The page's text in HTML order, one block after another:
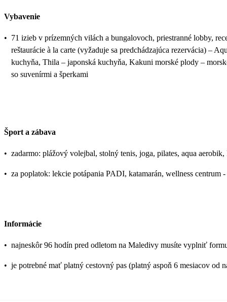
Vybavenie
• 71 izieb v prízemných vilách a bungalovoch, priestranné lobby,
reštaurácie à la carte (vyžaduje sa predchádzajúca rezervácia) –
kuchyňa, Thila – japonská kuchyňa, Kakuni morské plody –
so suvenírmi a šperkami
Šport a zábava
• zadarmo: plážový volejbal, stolný tenis, joga, pilates, aqua
• za poplatok: lekcie potápania PADI, katamarán, wellness centrum -
Informácie
• najneskôr 96 hodín pred odletom na Maledivy musíte vyplniť
• je potrebné mať platný cestovný pas (platný aspoň 6 mesiacov od